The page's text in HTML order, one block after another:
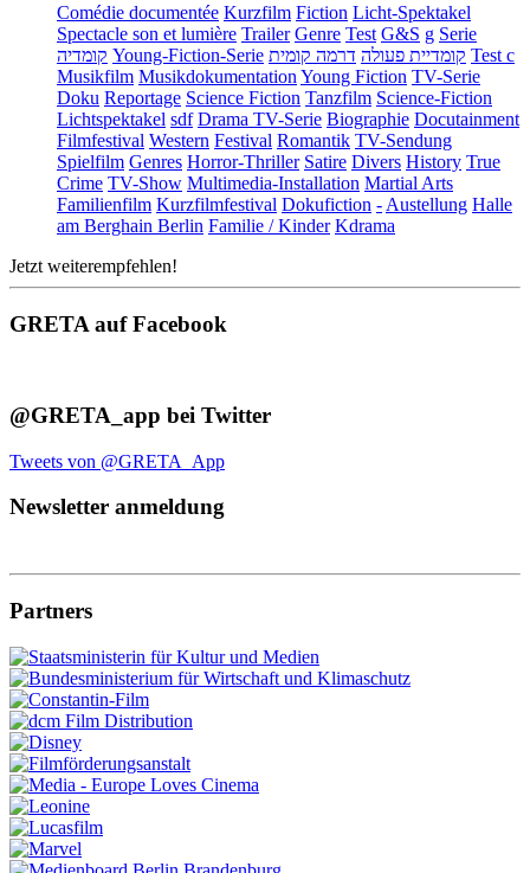
Comédie documentée Kurzfilm Fiction Licht-Spektakel
Spectacle son et lumière Trailer Genre Test G&S g Serie
קומדיה Young-Fiction-Serie קומדיית פעולה דרמה קומית
Test c
Musikfilm Musikdokumentation Young Fiction TV-Serie
Doku Reportage Science Fiction Tanzfilm Science-Fiction
Lichtspektakel sdf Drama TV-Serie Biographie Docutainment
Filmfestival Western Festival Romantik TV-Sendung
Spielfilm Genres Horror-Thriller Satire Divers History True
Crime TV-Show Multimedia-Installation Martial Arts
Familienfilm Kurzfilmfestival Dokufiction - Austellung Halle
am Berghain Berlin Familie / Kinder Kdrama
Jetzt weiterempfehlen!
GRETA auf Facebook
@GRETA_app bei Twitter
Tweets von @GRETA_App
Newsletter anmeldung
Partners